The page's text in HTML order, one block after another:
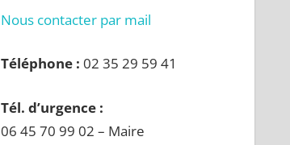
Nous contacter par mail
Téléphone : 02 35 29 59 41
Tél. d’urgence :
06 45 70 99 02 – Maire